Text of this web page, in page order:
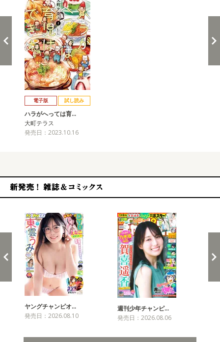
電子版 試し読み
ハラがへっては育…
大町テラス
発売日：2023.10.16
ヤングチャンピオ…
発売日：2026.08.10
週刊少年チャンピ…
発売日：2026.08.06